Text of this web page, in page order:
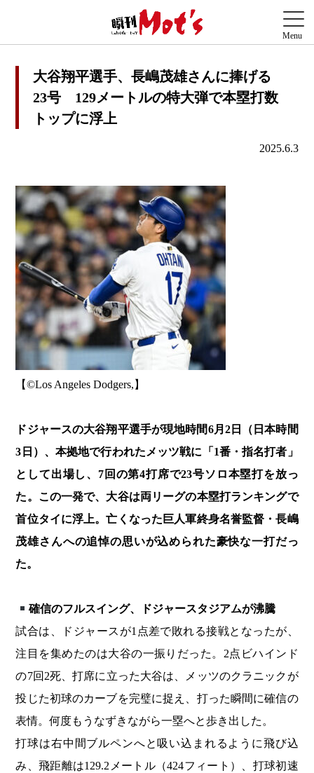
大谷翔平選手、長嶋茂雄さんに捧げる
23号 129メートルの特大弾で本塁打数
トップに浮上
2025.6.3
【©️Los Angeles Dodgers,】
ドジャースの大谷翔平選手が現地時間6月2日（日本時間
3日）、本拠地で行われたメッツ戦に「1番・指名打者」
として出場し、7回の第4打席で23号ソロ本塁打を放っ
た。この一発で、大谷は両リーグの本塁打ランキングで
首位タイに浮上。亡くなった巨人軍終身名誉監督・長嶋
茂雄さんへの追悼の思いが込められた豪快な一打だっ
た。
確信のフルスイング、ドジャースタジアムが沸騰
試合は、ドジャースが1点差で敗れる接戦となったが、
注目を集めたのは大谷の一振りだった。2点ビハインド
の7回2死、打席に立った大谷は、メッツのクラニックが
投じた初球のカーブを完璧に捉え、打った瞬間に確信の
表情。何度もうなずきながら一塁へと歩き出した。
打球は右中間ブルペンへと吸い込まれるように飛び込
み、飛距離は129.2メートル（424フィート）、打球初速